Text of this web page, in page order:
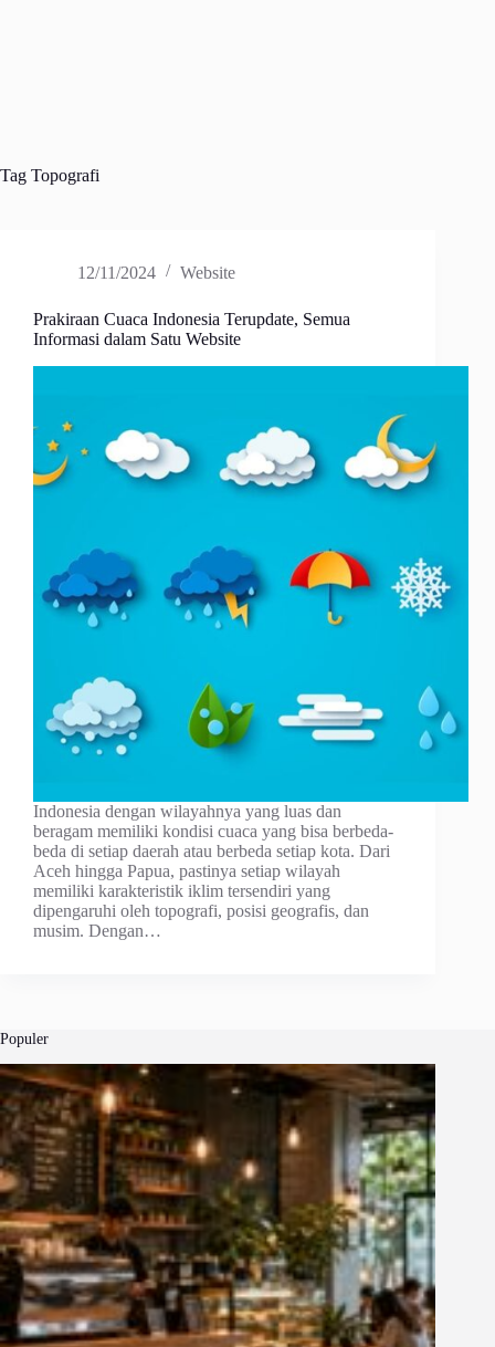
Tag Topografi
12/11/2024 Website
Prakiraan Cuaca Indonesia Terupdate, Semua
Informasi dalam Satu Website
Indonesia dengan wilayahnya yang luas dan
beragam memiliki kondisi cuaca yang bisa berbeda-
beda di setiap daerah atau berbeda setiap kota. Dari
Aceh hingga Papua, pastinya setiap wilayah
memiliki karakteristik iklim tersendiri yang
dipengaruhi oleh topografi, posisi geografis, dan
musim. Dengan…
Populer